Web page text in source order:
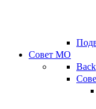
Совет МО
Back